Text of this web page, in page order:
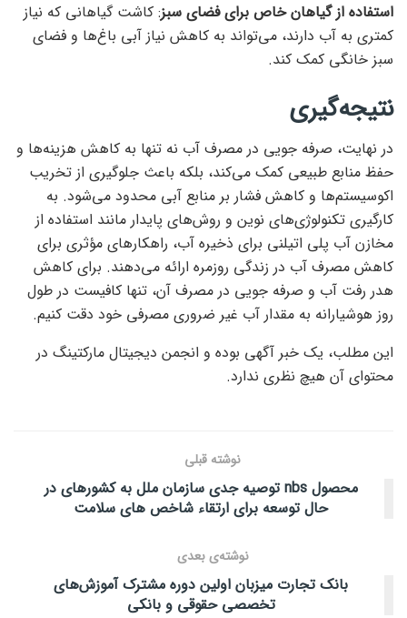
استفاده از گیاهان خاص برای فضای سبز: کاشت گیاهانی که نیاز
کمتری به آب دارند، می‌تواند به کاهش نیاز آبی باغ‌ها و فضای
سبز خانگی کمک کند.
نتیجه‌گیری
در نهایت، صرفه جویی در مصرف آب نه تنها به کاهش هزینه‌ها و
حفظ منابع طبیعی کمک می‌کند، بلکه باعث جلوگیری از تخریب
اکوسیستم‌ها و کاهش فشار بر منابع آبی محدود می‌شود. به
کارگیری تکنولوژی‌های نوین و روش‌های پایدار مانند استفاده از
مخازن آب پلی اتیلنی برای ذخیره آب، راهکارهای مؤثری برای
کاهش مصرف آب در زندگی روزمره ارائه می‌دهند. برای کاهش
هدر رفت آب و صرفه جویی در مصرف آن، تنها کافیست در طول
روز هوشیارانه به مقدار آب غیر ضروری مصرفی خود دقت کنیم.
این مطلب، یک خبر آگهی بوده و انجمن دیجیتال مارکتینگ در
محتوای آن هیچ نظری ندارد.
نوشته قبلی
محصول nbs توصیه جدی سازمان ملل به کشورهای در
حال توسعه برای ارتقاء شاخص های سلامت
نوشته‌ی بعدی
بانک تجارت میزبان اولین دوره مشترک آموزش‌های
تخصصی حقوقی و بانکی